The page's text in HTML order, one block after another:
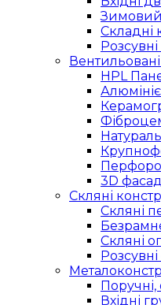
Складні
HPL
3D фасад
Скляні
Скляні
Скляні
Поручні,
Вхідні